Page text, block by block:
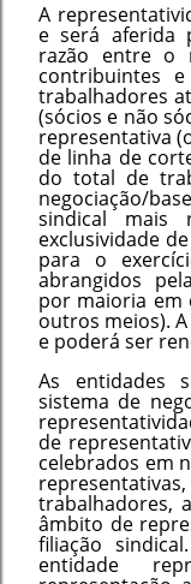
A
e será aferida
razão entre o
contribuintes
trabalhadores
(sócios e não
representativa
de linha de
do total de
negociação/
sindical mais
exclusividade
para o
abrangidos
por maioria em
outros meios).
e poderá ser
As entidades
sistema de
de
celebrados em
trabalhadores,
âmbito de
filiação
entidade